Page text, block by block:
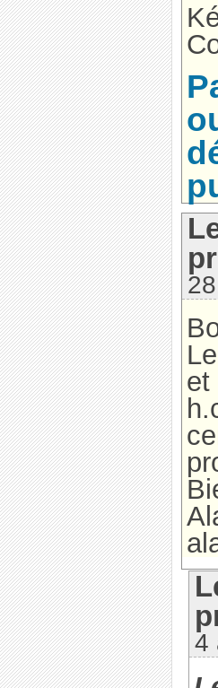
et
4